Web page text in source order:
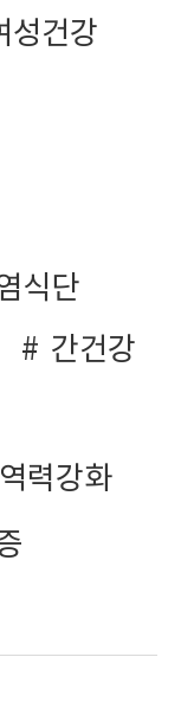
성건강
식단
간건강
력강화